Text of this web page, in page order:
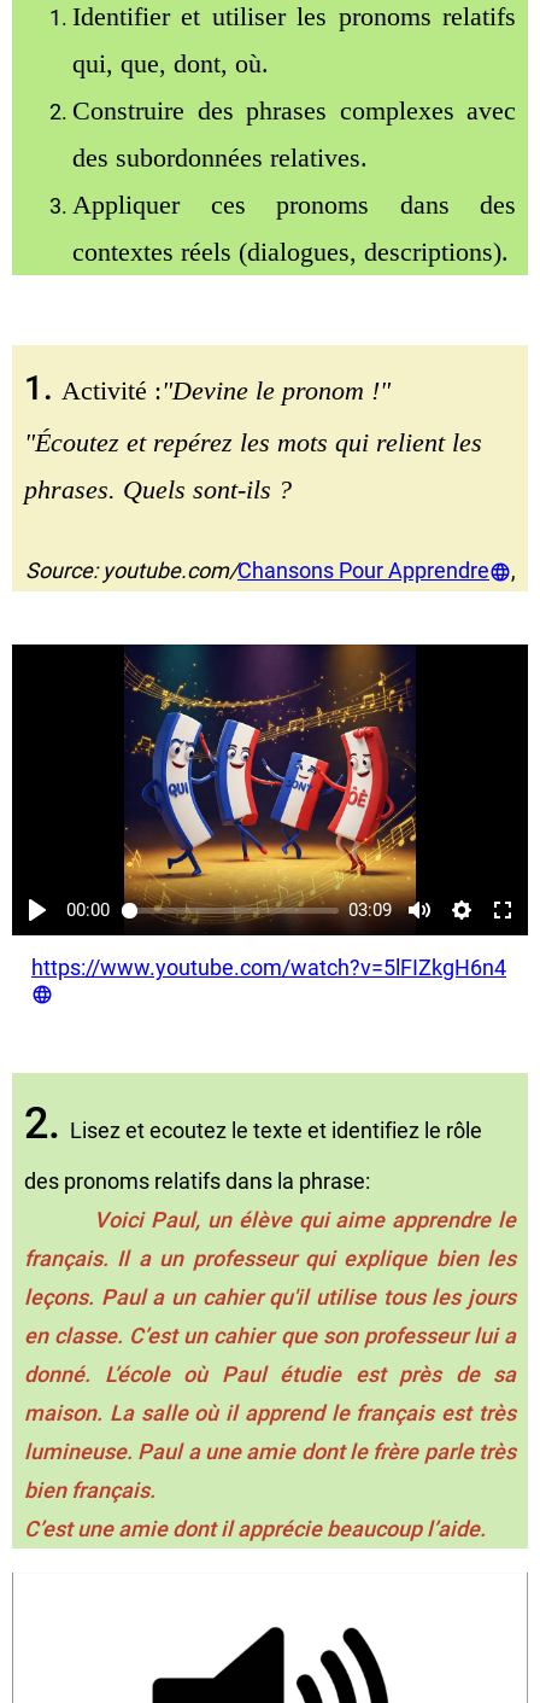
Identifier et utiliser les pronoms relatifs
qui, que, dont, où.
Construire des phrases complexes avec
des subordonnées relatives.
Appliquer ces pronoms dans des
contextes réels (dialogues, descriptions).
1. Activité :"Devine le pronom !"
"Écoutez et repérez les mots qui relient les
phrases. Quels sont-ils ?
Source: youtube.com/Chansons Pour Apprendre ,
00:00 03:09
https://www.youtube.com/watch?v=5lFIZkgH6n4
2. Lisez et ecoutez le texte et identifiez le rôle
des pronoms relatifs dans la phrase:
Voici Paul, un élève qui aime apprendre le
français. Il a un professeur qui explique bien les
leçons. Paul a un cahier qu'il utilise tous les jours
en classe. C’est un cahier que son professeur lui a
donné. L’école où Paul étudie est près de sa
maison. La salle où il apprend le français est très
lumineuse. Paul a une amie dont le frère parle très
bien français.
C’est une amie dont il apprécie beaucoup l’aide.